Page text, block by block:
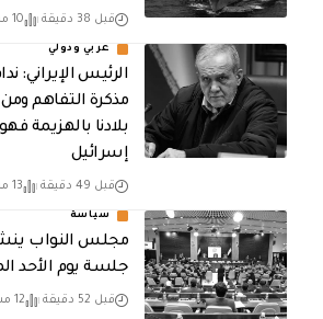
قبل 38 دقيقة 10 مشاهدات
عربي ودولي
الرئيس الإيراني:
مذكرة التفاهم
بلادنا بالهزيمة
إسرائيل
قبل 49 دقيقة 13 مشاهدات
سياسة
مجلس النواب
جلسة يوم الأحد
قبل 52 دقيقة 12 مشاهدات